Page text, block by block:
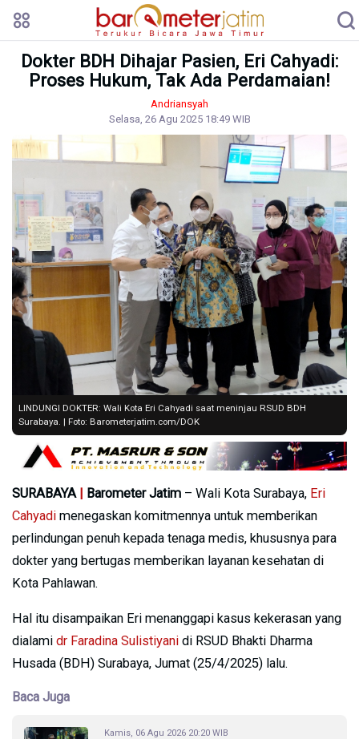
Dokter BDH Dihajar Pasien, Eri Cahyadi:
Proses Hukum, Tak Ada Perdamaian!
Andriansyah
Selasa, 26 Agu 2025 18:49 WIB
LINDUNGI DOKTER: Wali Kota Eri Cahyadi saat meninjau RSUD BDH
Surabaya. | Foto: Barometerjatim.com/DOK
SURABAYA | Barometer Jatim – Wali Kota Surabaya, Eri
Cahyadi menegaskan komitmennya untuk memberikan
perlindungan penuh kepada tenaga medis, khususnya para
dokter yang bertugas memberikan layanan kesehatan di
Kota Pahlawan.
Hal itu disampaikan Eri menanggapi kasus kekerasan yang
dialami dr Faradina Sulistiyani di RSUD Bhakti Dharma
Husada (BDH) Surabaya, Jumat (25/4/2025) lalu.
Baca Juga
Kamis, 06 Agu 2026 20:20 WIB